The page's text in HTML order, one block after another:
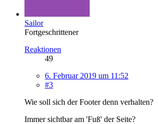
Sailor
Fortgeschrittener
Reaktionen
49
6. Februar 2019 um 11:52
#3
Wie soll sich der Footer denn verhalten?
Immer sichtbar am 'Fuß' der Seite?